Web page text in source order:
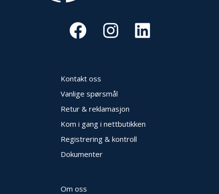
Kontakt oss
Vanlige spørsmål
Retur & reklamasjon
Kom i gang i nettbutikken
Registrering & kontroll
Dokumenter
Om oss